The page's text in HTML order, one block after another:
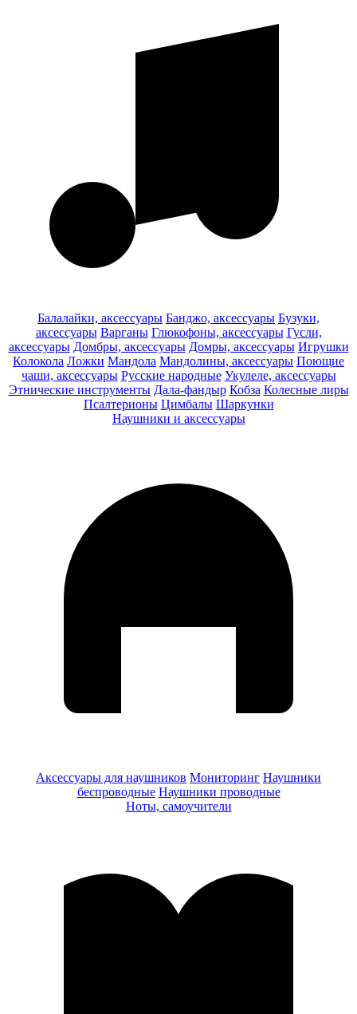
Балалайки, аксессуары Банджо, аксессуары Бузуки,
аксессуары Варганы Глюкофоны, аксессуары Гусли,
аксессуары Домбры, аксессуары Домры, аксессуары Игрушки
Колокола Ложки Мандола Мандолины, аксессуары Поющие
чаши, аксессуары Русские народные Укулеле, аксессуары
Этнические инструменты Дала-фандыр Кобза Колесные лиры
Псалтерионы Цимбалы Шаркунки
Наушники и аксессуары
Аксессуары для наушников Мониторинг Наушники
беспроводные Наушники проводные
Ноты, самоучители